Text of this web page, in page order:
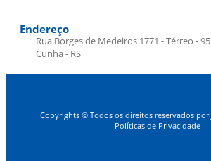
Endereço
Rua Borges de Medeiros 1771 - Térreo -
Cunha - RS
Copyrights © Todos os direitos reservados por
Políticas de Privacidade